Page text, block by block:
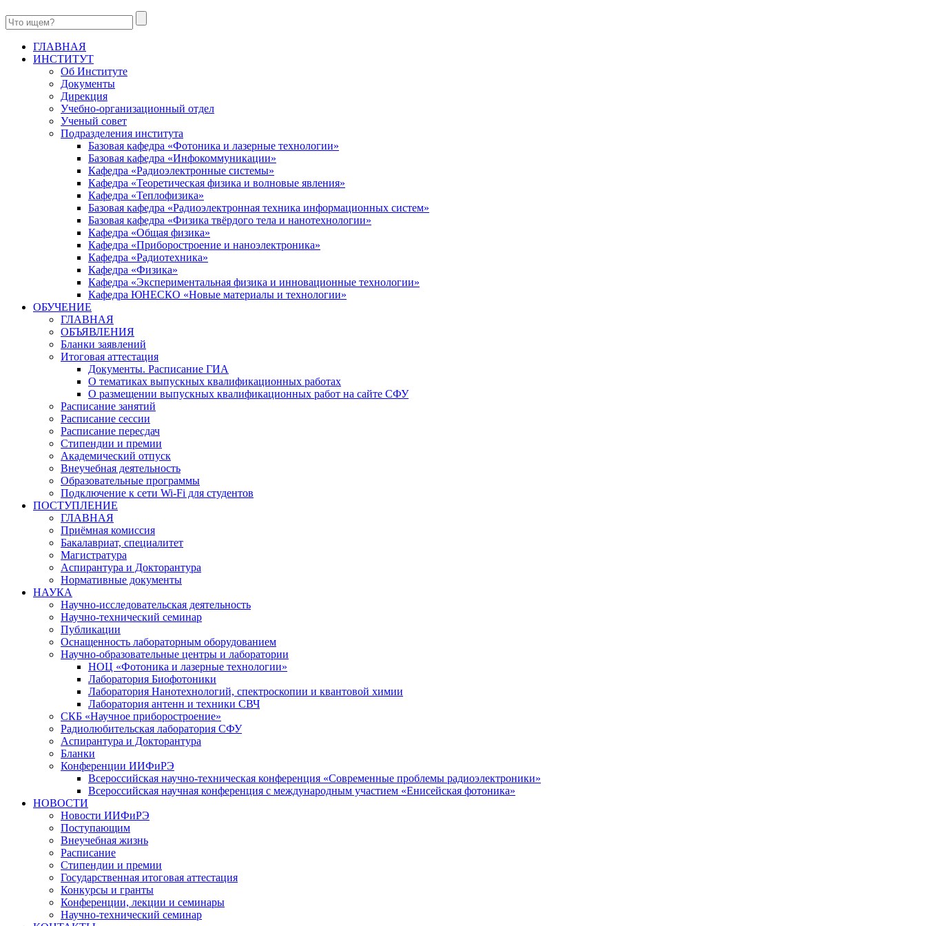
ГЛАВНАЯ
ИНСТИТУТ
Об Институте
Документы
Дирекция
Учебно-организационный отдел
Ученый совет
Подразделения института
Базовая кафедра «Фотоника и лазерные технологии»
Базовая кафедра «Инфокоммуникации»
Кафедра «Радиоэлектронные системы»
Кафедра «Теоретическая физика и волновые явления»
Кафедра «Теплофизика»
Базовая кафедра «Радиоэлектронная техника информационных систем»
Базовая кафедра «Физика твёрдого тела и нанотехнологии»
Кафедра «Общая физика»
Кафедра «Приборостроение и наноэлектроника»
Кафедра «Радиотехника»
Кафедра «Физика»
Кафедра «Экспериментальная физика и инновационные технологии»
Кафедра ЮНЕСКО «Новые материалы и технологии»
ОБУЧЕНИЕ
ГЛАВНАЯ
ОБЪЯВЛЕНИЯ
Бланки заявлений
Итоговая аттестация
Документы. Расписание ГИА
О тематиках выпускных квалификационных работах
О размещении выпускных квалификационных работ на сайте СФУ
Расписание занятий
Расписание сессии
Расписание пересдач
Стипендии и премии
Академический отпуск
Внеучебная деятельность
Образовательные программы
Подключение к сети Wi-Fi для студентов
ПОСТУПЛЕНИЕ
ГЛАВНАЯ
Приёмная комиссия
Бакалавриат, специалитет
Магистратура
Аспирантура и Докторантура
Нормативные документы
НАУКА
Научно-исследовательская деятельность
Научно-технический семинар
Публикации
Оснащенность лабораторным оборудованием
Научно-образовательные центры и лаборатории
НОЦ «Фотоника и лазерные технологии»
Лаборатория Биофотоники
Лаборатория Нанотехнологий, спектроскопии и квантовой химии
Лаборатория антенн и техники СВЧ
СКБ «Научное приборостроение»
Радиолюбительская лаборатория СФУ
Аспирантура и Докторантура
Бланки
Конференции ИИФиРЭ
Всероссийская научно-техническая конференция «Современные проблемы радиоэлектроники»
Всероссийская научная конференция с международным участием «Енисейская фотоника»
НОВОСТИ
Новости ИИФиРЭ
Поступающим
Внеучебная жизнь
Расписание
Стипендии и премии
Государственная итоговая аттестация
Конкурсы и гранты
Конференции, лекции и семинары
Научно-технический семинар